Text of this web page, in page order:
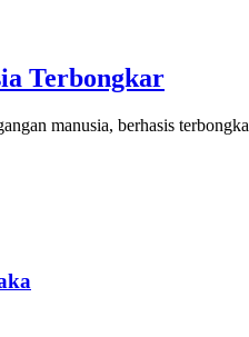
Terbongkar
manusia, berhasis